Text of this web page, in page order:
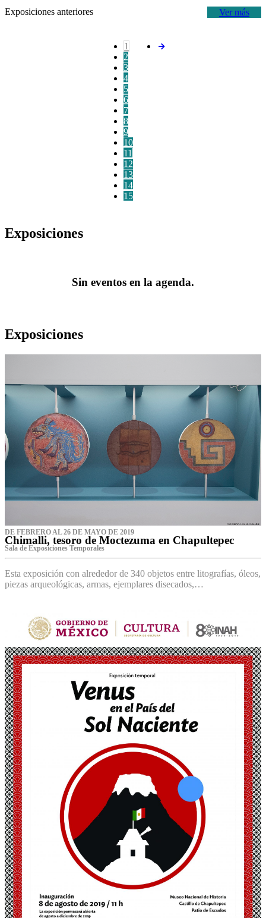
Ver más
Exposiciones anteriores
1
2
3
4
5
6
7
8
9
10
11
12
13
14
15
Exposiciones
Sin eventos en la agenda.
Exposiciones
DE FEBRERO AL 26 DE MAYO DE 2019
Chimalli, tesoro de Moctezuma en Chapultepec
Sala de Exposiciones Temporales
Esta exposición con alrededor de 340 objetos entre litografías, óleos,
piezas arqueológicas, armas, ejemplares disecados,…